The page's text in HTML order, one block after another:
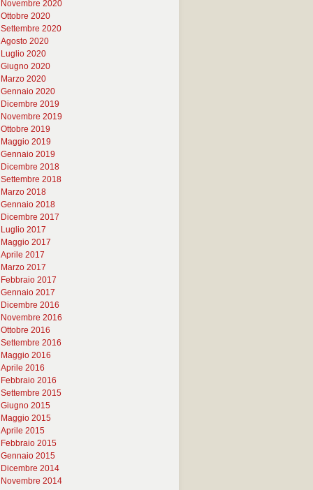
Novembre 2020
Ottobre 2020
Settembre 2020
Agosto 2020
Luglio 2020
Giugno 2020
Marzo 2020
Gennaio 2020
Dicembre 2019
Novembre 2019
Ottobre 2019
Maggio 2019
Gennaio 2019
Dicembre 2018
Settembre 2018
Marzo 2018
Gennaio 2018
Dicembre 2017
Luglio 2017
Maggio 2017
Aprile 2017
Marzo 2017
Febbraio 2017
Gennaio 2017
Dicembre 2016
Novembre 2016
Ottobre 2016
Settembre 2016
Maggio 2016
Aprile 2016
Febbraio 2016
Settembre 2015
Giugno 2015
Maggio 2015
Aprile 2015
Febbraio 2015
Gennaio 2015
Dicembre 2014
Novembre 2014